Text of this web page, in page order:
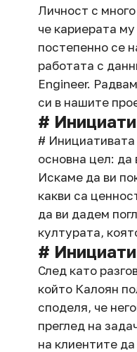
Личност с
че кариерата
постепенно се
работата с
Engineer.
си в нашите
#
#
основна цел: да
Искаме да ви
какви са
да ви дадем
културата,
#
След като
който Калоян
споделя, че
преглед на
на клиентите